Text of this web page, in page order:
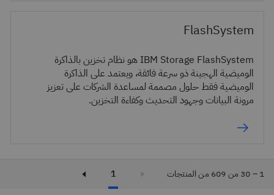
FlashSystem
IBM Storage FlashSystem هو نظام تخزين بالذاكرة
الوميضية الهجينة ذو سرعة فائقة، ويعتمد على الذاكرة
الوميضية فقط حلول مصممة لمساعدة الشركات على تعزيز
مرونة البيانات وجهود التحديث وكفاءة التخزين.
1 – ‏30 من 609 من المنتجات 1